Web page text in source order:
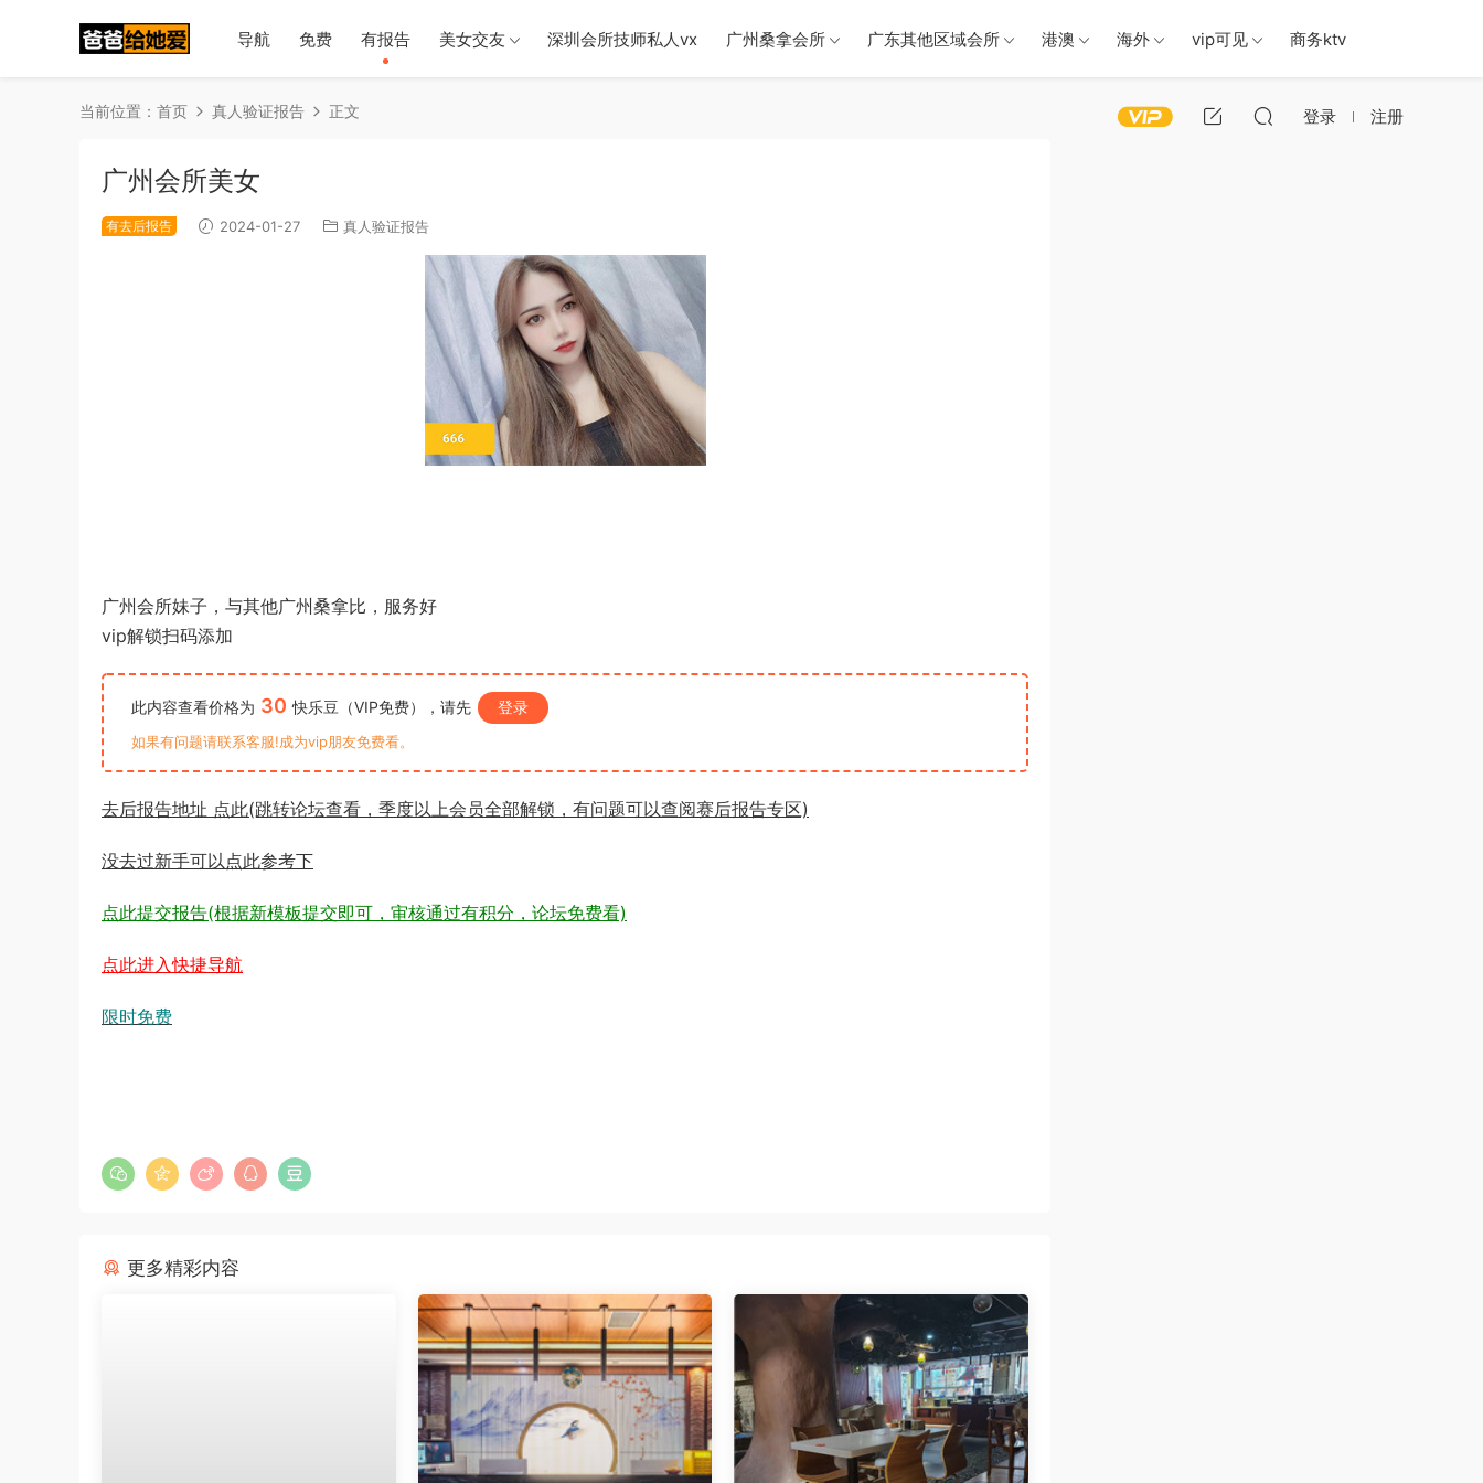
导航 免费 有报告 美女交友 深圳会所技师私人vx 广州桑拿会所 广东其他区域会所 港澳 海外 vip可见 商务ktv
登录 注册
当前位置： 首页 真人验证报告 正文
广州会所美女
有去后报告 2024-01-27 真人验证报告
广州会所妹子，与其他广州桑拿比，服务好
vip解锁扫码添加
此内容查看价格为 30 快乐豆（VIP免费），请先 登录
如果有问题请联系客服!成为vip朋友免费看。
去后报告地址 点此(跳转论坛查看，季度以上会员全部解锁，有问题可以查阅赛后报告专区)
没去过新手可以点此参考下
点此提交报告(根据新模板提交即可，审核通过有积分，论坛免费看)
点此进入快捷导航
限时免费
更多精彩内容